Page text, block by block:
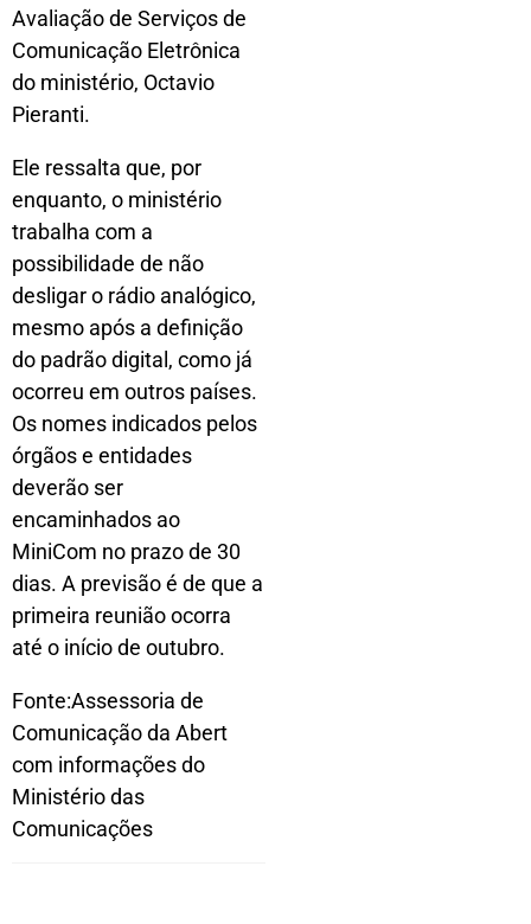
Avaliação de Serviços de
Comunicação Eletrônica
do ministério, Octavio
Pieranti.
Ele ressalta que, por
enquanto, o ministério
trabalha com a
possibilidade de não
desligar o rádio analógico,
mesmo após a definição
do padrão digital, como já
ocorreu em outros países.
Os nomes indicados pelos
órgãos e entidades
deverão ser
encaminhados ao
MiniCom no prazo de 30
dias. A previsão é de que a
primeira reunião ocorra
até o início de outubro.
Fonte:Assessoria de
Comunicação da Abert
com informações do
Ministério das
Comunicações